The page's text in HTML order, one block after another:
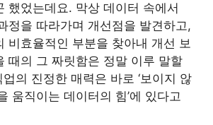
했었는데요. 막상 데이터 속에서
정을 따라가며 개선점을 발견하고,
비효율적인 부분을 찾아내 개선 보
때의 그 짜릿함은 정말 이루 말할
의 진정한 매력은 바로 ‘보이지 않
움직이는 데이터의 힘’에 있다고